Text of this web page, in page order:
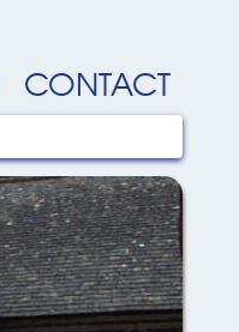
CONTACT